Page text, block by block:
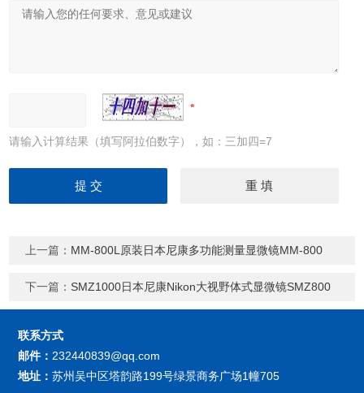
请输入计算结果（填写阿拉伯数字），如：三加四=7
上一篇： MM-800L原装日本尼康多功能测量显微镜MM-800
下一篇： SMZ1000日本尼康Nikon大视野体式显微镜SMZ800
联系方式
邮件： 232440839@qq.com
地址：苏州吴中区塔韵路199号绿景商务广场1幢705